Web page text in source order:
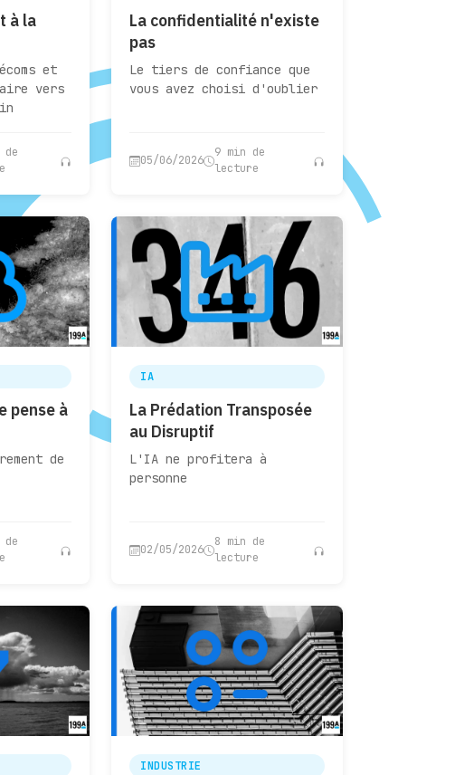
à la
et
vers
de
La confidentialité n'existe
pas
Le tiers de confiance que
vous avez choisi d'oublier
05/06/2026
9 min de
lecture
pense à
de
de
IA
La Prédation Transposée
au Disruptif
L'IA ne profitera à
personne
02/05/2026
8 min de
lecture
INDUSTRIE